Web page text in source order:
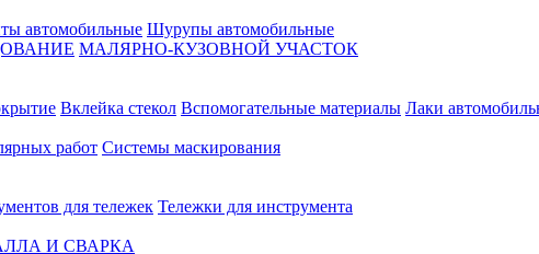
автомобильные Шурупы автомобильные
МАЛЯРНО-КУЗОВНОЙ УЧАСТОК
Вклейка стекол Вспомогательные материалы Лаки
работ Системы маскирования
для тележек Тележки для инструмента
И СВАРКА